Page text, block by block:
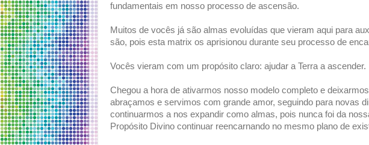
fundamentais em nosso processo de ascensão.
Muitos de vocês já são almas evoluídas que vieram aqui para
são, pois esta matrix os aprisionou durante seu processo de
Vocês vieram com um propósito claro: ajudar a Terra a ascender.
Chegou a hora de ativarmos nosso modelo completo e
abraçamos e servimos com grande amor, seguindo para novas
continuarmos a nos expandir como almas, pois nunca foi da
Propósito Divino continuar reencarnando no mesmo plano de